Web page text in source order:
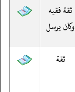
ثقة فقيه
وكان يرسل
ثقة